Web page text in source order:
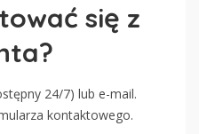
się z
24/7) lub e-mail.
kontaktowego.